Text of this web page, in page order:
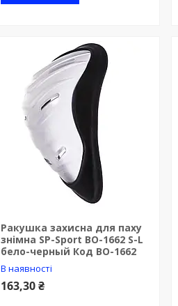
Ракушка захисна для паху
знімна SP-Sport BO-1662 S-L
бело-черный Код BO-1662
В наявності
163,30 ₴